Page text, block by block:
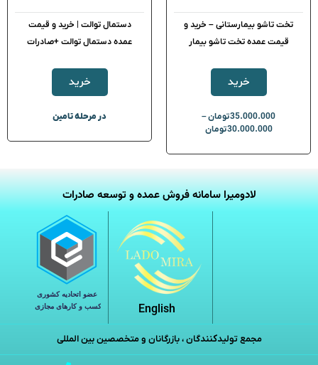
تخت تاشو بیمارستانی – خرید و
قیمت عمده تخت تاشو بیمار
خرید
35.000.000تومان–
30.000.000تومان
دستمال توالت | خرید و قیمت
عمده دستمال توالت +صادرات
خرید
در مرحله تامین
لادومیرا سامانه فروش عمده و توسعه صادرات
English
مجمع تولیدکنندگان ، بازرگانان و متخصصین بین المللی